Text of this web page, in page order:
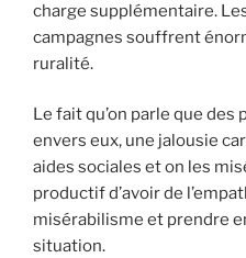
charge supplémentaire.
campagnes souffrent
ruralité.
Le fait qu’on parle que
envers eux, une jalousie
aides sociales et on les
productif d’avoir de
misérabilisme et prendre
situation.